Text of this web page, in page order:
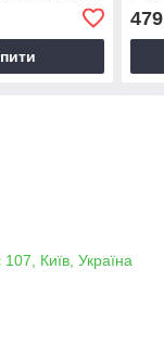
479
Київ, Україна